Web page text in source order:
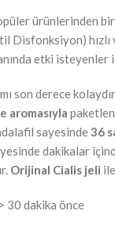
ürünlerinden
Disfonksiyon)
etki isteyenler
son derece
aromasıyla
sayesinde36
dakikalar
Orijinal Cialis jeli
30 dakika önce